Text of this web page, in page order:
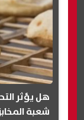
هل يؤثر
شعبة